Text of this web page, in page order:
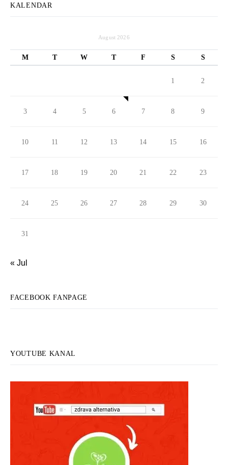
KALENDAR
August 2026
M T W T F S S
1 2
3 4 5 6 7 8 9
10 11 12 13 14 15 16
17 18 19 20 21 22 23
24 25 26 27 28 29 30
31
« Jul
FACEBOOK FANPAGE
YOUTUBE KANAL